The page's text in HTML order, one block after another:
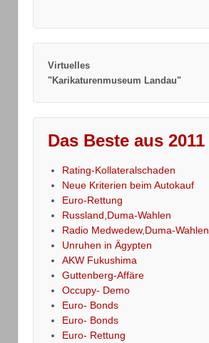
Virtuelles
"Karikaturenmuseum Landau"
Das Beste aus 2011
Rating-Kollateralschaden
Neue Kriterien beim Autokauf
Euro-Rettung
Russland,Duma-Wahlen
Radio Medwedew,Duma-Wahlen
Unruhen in Ägypten
AKW Fukushima
Guttenberg-Affäre
Occupy- Demo
Euro- Bonds
Euro- Bonds
Euro- Rettung